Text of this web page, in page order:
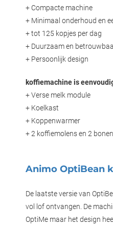
+ Compacte machine
+ Minimaal onderhoud en
+ tot 125 kopjes per dag
+ Duurzaam en
+ Persoonlijk design
koffiemachine is
+ Verse melk module
+ Koelkast
+ Koppenwarmer
+ 2 koffiemolens en 2
Animo OptiBean
De laatste versie van
vol lof ontvangen. De
OptiMe maar het design